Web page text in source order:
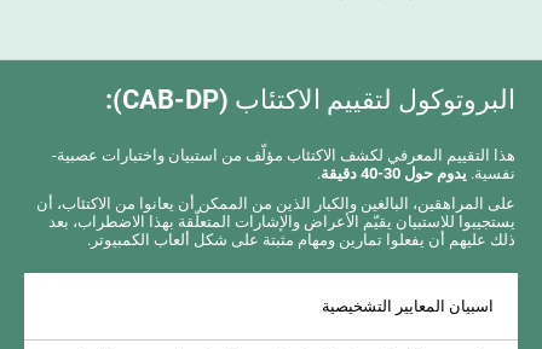
البروتوكول لتقييم الاكتئاب (CAB-DP):
هذا التقييم المعرفي لكشف الاكتئاب مؤلّف من استبيان واختبارات عصبية-
نفسية. يدوم حول 30-40 دقيقة
.
على المراهقين، البالغين والكبار الذين من الممكن أن يعانوا من الاكتئاب، أن
يستجيبوا للاستبيان يقيّم الأعراض والإشارات المتعلّقة بهذا الاضطراب، بعد
ذلك عليهم أن يفعلوا تمارين ومهام مثبتة على شكل ألعاب الكمبيوتر.
اسبيان المعايير التشخيصية